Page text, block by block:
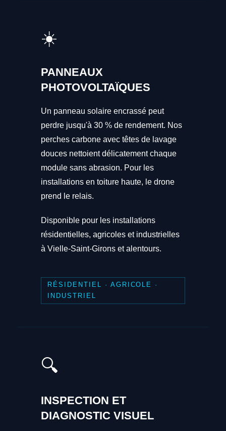
☀️
PANNEAUX
PHOTOVOLTAÏQUES
Un panneau solaire encrassé peut
perdre jusqu'à 30 % de rendement. Nos
perches carbone avec têtes de lavage
douces nettoient délicatement chaque
module sans abrasion. Pour les
installations en toiture haute, le drone
prend le relais.
Disponible pour les installations
résidentielles, agricoles et industrielles
à Vielle-Saint-Girons et alentours.
RÉSIDENTIEL · AGRICOLE ·
INDUSTRIEL
🔍
INSPECTION ET
DIAGNOSTIC VISUEL